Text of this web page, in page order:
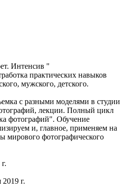
Интенсив "
практических навыков
мужского, детского.
с разными моделями в студии
лекции. Полный цикл
фотографий". Обучение
и, главное, применяем на
мирового фотографического
г.